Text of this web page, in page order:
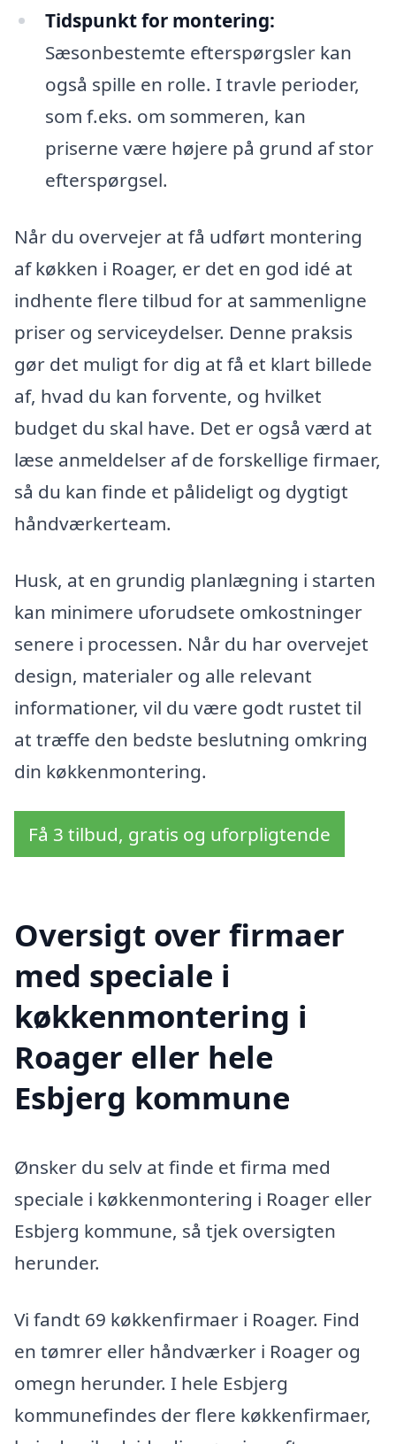
Tidspunkt for montering:
Sæsonbestemte efterspørgsler kan
også spille en rolle. I travle perioder,
som f.eks. om sommeren, kan
priserne være højere på grund af stor
efterspørgsel.
Når du overvejer at få udført montering
af køkken i Roager, er det en god idé at
indhente flere tilbud for at sammenligne
priser og serviceydelser. Denne praksis
gør det muligt for dig at få et klart billede
af, hvad du kan forvente, og hvilket
budget du skal have. Det er også værd at
læse anmeldelser af de forskellige firmaer,
så du kan finde et pålideligt og dygtigt
håndværkerteam.
Husk, at en grundig planlægning i starten
kan minimere uforudsete omkostninger
senere i processen. Når du har overvejet
design, materialer og alle relevant
informationer, vil du være godt rustet til
at træffe den bedste beslutning omkring
din køkkenmontering.
Få 3 tilbud, gratis og uforpligtende
Oversigt over firmaer
med speciale i
køkkenmontering i
Roager eller hele
Esbjerg kommune
Ønsker du selv at finde et firma med
speciale i køkkenmontering i Roager eller
Esbjerg kommune, så tjek oversigten
herunder.
Vi fandt 69 køkkenfirmaer i Roager. Find
en tømrer eller håndværker i Roager og
omegn herunder. I hele Esbjerg
kommunefindes der flere køkkenfirmaer,